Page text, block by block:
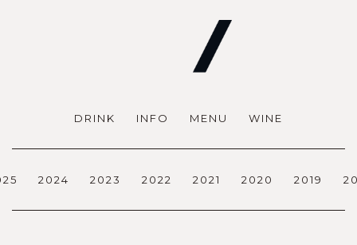
DRINK INFO MENU WINE
2024 2023 2022 2021 2020 2019